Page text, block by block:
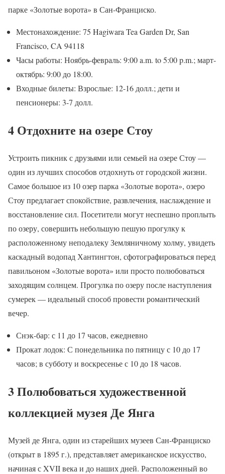
парке «Золотые ворота» в Сан-Франциско.
Местонахождение: 75 Hagiwara Tea Garden Dr, San
Francisco, CA 94118
Часы работы: Ноябрь-февраль: 9:00 a.m. to 5:00 p.m.; март-
октябрь: 9:00 до 18:00.
Входные билеты: Взрослые: 12-16 долл.; дети и
пенсионеры: 3-7 долл.
4 Отдохните на озере Стоу
Устроить пикник с друзьями или семьей на озере Стоу —
один из лучших способов отдохнуть от городской жизни.
Самое большое из 10 озер парка «Золотые ворота», озеро
Стоу предлагает спокойствие, развлечения, наслаждение и
восстановление сил. Посетители могут неспешно проплыть
по озеру, совершить небольшую пешую прогулку к
расположенному неподалеку Земляничному холму, увидеть
каскадный водопад Хантингтон, сфотографироваться перед
павильоном «Золотые ворота» или просто полюбоваться
заходящим солнцем. Прогулка по озеру после наступления
сумерек — идеальный способ провести романтический
вечер.
Снэк-бар: с 11 до 17 часов, ежедневно
Прокат лодок: С понедельника по пятницу с 10 до 17
часов; в субботу и воскресенье с 10 до 18 часов.
3 Полюбоваться художественной
коллекцией музея Де Янга
Музей де Янга, один из старейших музеев Сан-Франциско
(открыт в 1895 г.), представляет американское искусство,
начиная с XVII века и до наших дней. Расположенный во